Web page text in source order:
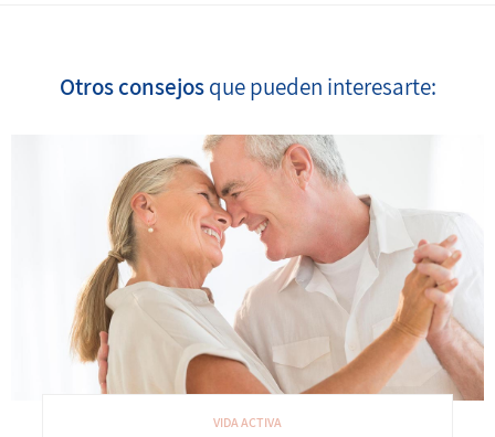
Otros consejosque pueden interesarte:
VIDA ACTIVA